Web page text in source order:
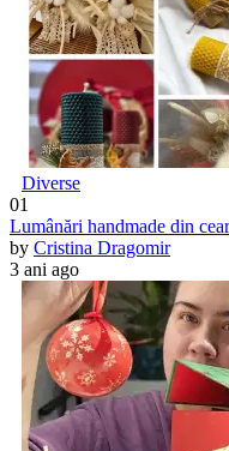
Diverse
01
Lumânări handmade din
by Cristina Dragomir
3 ani ago